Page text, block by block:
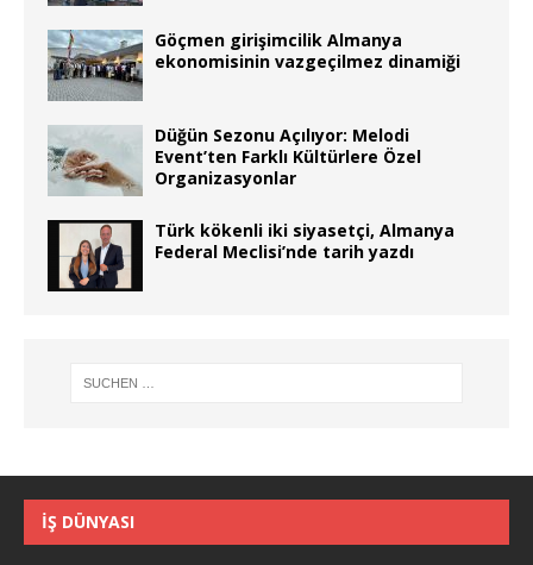
Göçmen girişimcilik Almanya
ekonomisinin vazgeçilmez dinamiği
Düğün Sezonu Açılıyor: Melodi
Event’ten Farklı Kültürlere Özel
Organizasyonlar
Türk kökenli iki siyasetçi, Almanya
Federal Meclisi’nde tarih yazdı
İŞ DÜNYASI